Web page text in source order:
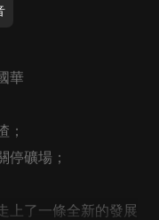
華
；
停礦場；
上了一條全新的發展